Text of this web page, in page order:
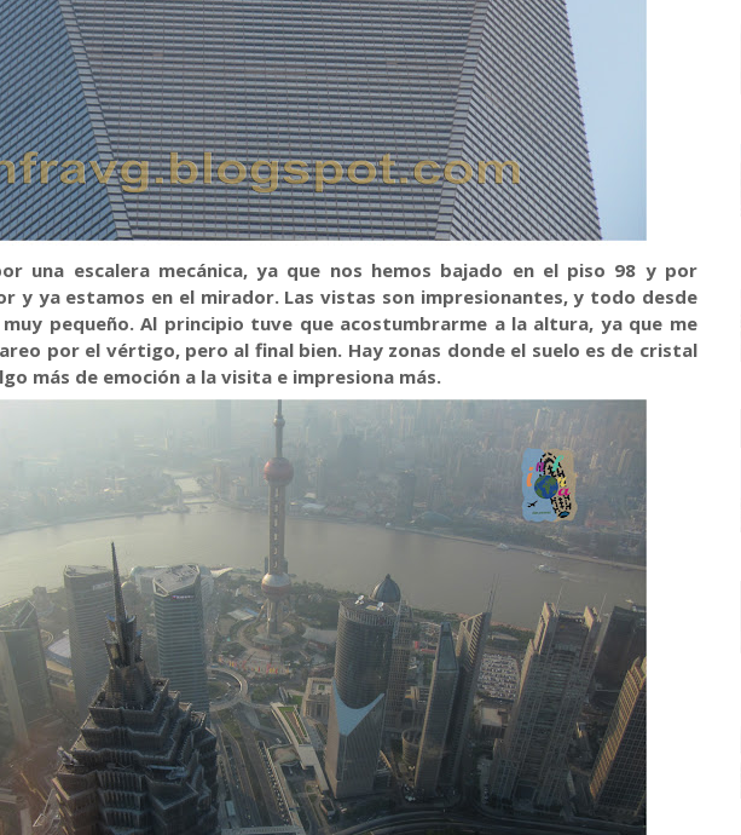
una escalera mecánica, ya que nos hemos bajado en el piso 98 y por
y ya estamos en el mirador. Las vistas son impresionantes, y todo desde
pequeño. Al principio tuve que acostumbrarme a la altura, ya que me
por el vértigo, pero al final bien. Hay zonas donde el suelo es de cristal
más de emoción a la visita e impresiona más.